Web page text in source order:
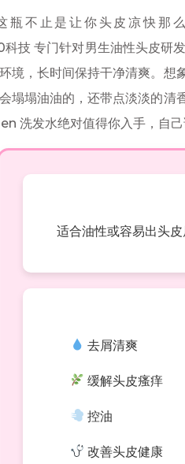
瓶不止是让你头皮凉快那
技 专门针对男生油性头皮研
境，长时间保持干净清爽。想
塌塌油油的，还带点淡淡的清
洗发水绝对值得你入手，自己
适合油性或容易出头
去屑清爽
缓解头皮瘙痒
控油
改善头皮健康